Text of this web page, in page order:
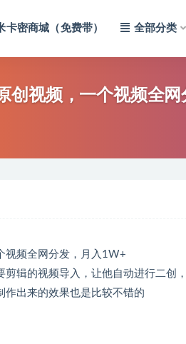
卡密商城（免费带） 全部分类
创视频，一个视频全
视频全网分发，月入1W+
辑的视频导入，让他自动进行二创
作出来的效果也是比较不错的